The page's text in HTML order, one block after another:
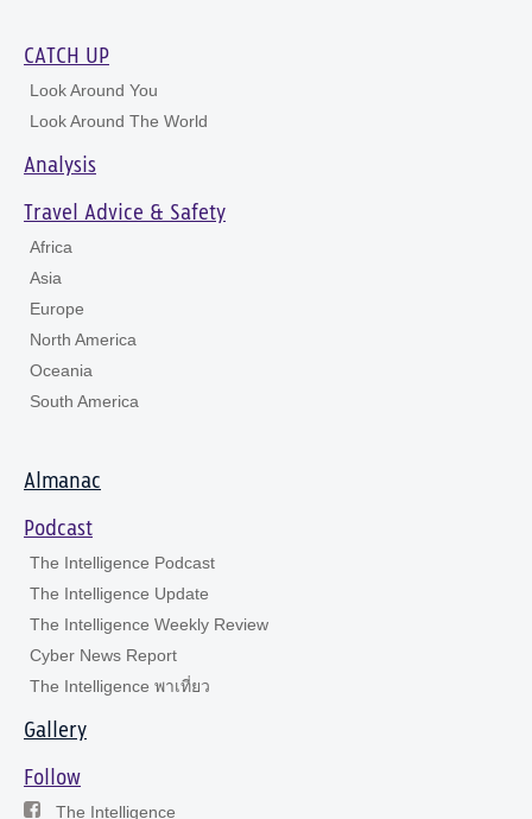
CATCH UP
Look Around You
Look Around The World
Analysis
Travel Advice & Safety
Africa
Asia
Europe
North America
Oceania
South America
Almanac
Podcast
The Intelligence Podcast
The Intelligence Update
The Intelligence Weekly Review
Cyber News Report
The Intelligence พาเที่ยว
Gallery
Follow
The Intelligence